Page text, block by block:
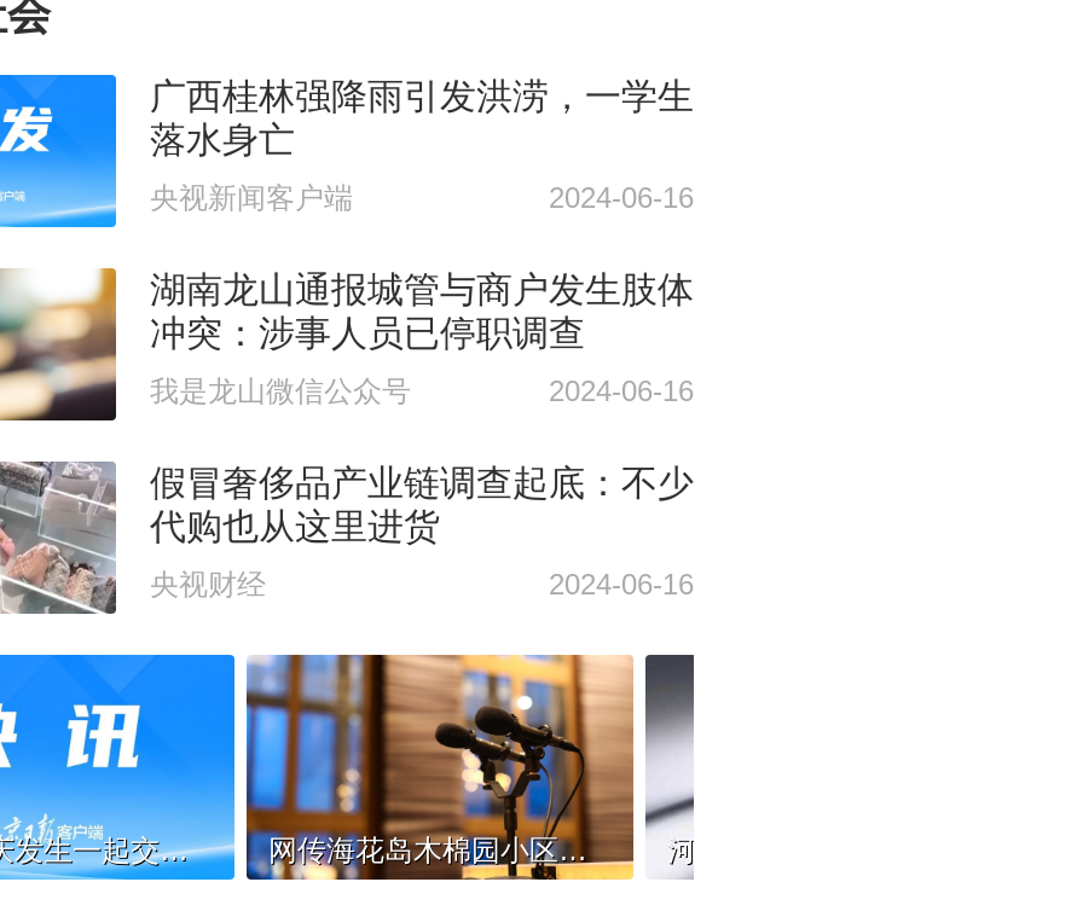
广西桂林强降雨引发洪涝，一学生
落水身亡
央视新闻客户端 2024-06-16
湖南龙山通报城管与商户发生肢体
冲突：涉事人员已停职调查
我是龙山微信公众号 2024-06-16
假冒奢侈品产业链调查起底：不少
代购也从这里进货
央视财经 2024-06-16
黑龙江大庆发生一起交通事故，5人遇难 网传海花岛木棉园小区地下车库使用海砂建房，当地发布检测结果